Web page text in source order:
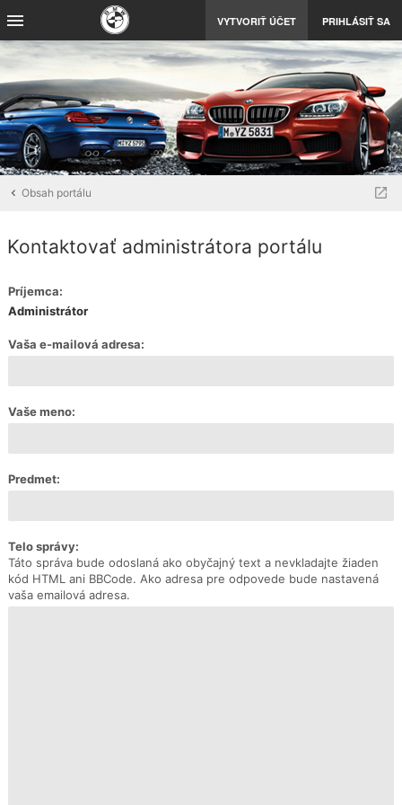
VYTVORIŤ ÚČET PRIHLÁSIŤ SA
Obsah portálu
Kontaktovať administrátora portálu
Príjemca:
Administrátor
Vaša e-mailová adresa:
Vaše meno:
Predmet:
Telo správy:
Táto správa bude odoslaná ako obyčajný text a nevkladajte žiaden
kód HTML ani BBCode. Ako adresa pre odpovede bude nastavená
vaša emailová adresa.